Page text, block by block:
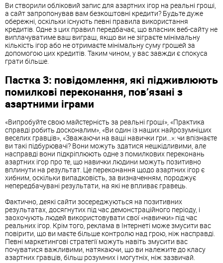
Ви створили обліковий запис для азартних ігор на реальні гроші,
а сайт запропонував вам безкоштовні кредити? Будьте дуже
обережні, оскільки існують певні правила використання
кредитів. Одне з цих правил передбачає, що власник веб-сайту не
виплачуватиме ваш виграш, якщо ви не зіграєте мінімальну
кількість ігор або не отримаєте мінімальну суму грошей за
допомогою цих кредитів. Таким чином, у вас завжди є спокуса
грати більше.
Пастка 3: повідомлення, які підживлюють
помилкові переконання, пов’язані з
азартними іграми
«Випробуйте свою майстерність за реальні гроші», «Практика
справді робить досконалим», «Ви один із наших найрозумніших
веселих гравців», «Зважаючи на ваші навички гри...»: чи впізнаєте
ви такі підбурювачі? Вони можуть здатися нешкідливими, але
насправді вони підкріплюють одне з помилкових переконань
азартних ігор про те, що навички людини можуть позитивно
вплинути на результат. Це переконання щодо азартних ігор є
хибним, оскільки випадковість, за визначенням, породжує
непередбачувані результати, на які не впливає гравець.
Фактично, деякі сайти зосереджуються на позитивних
результатах, досягнутих під час демонстраційного періоду, і
заохочують людей використовувати свої «навички» під час
реальних ігор. Крім того, реклама в Інтернеті може змусити вас
повірити, що ви маєте більше контролю над грою, ніж насправді.
Певні маркетингові стратегії можуть навіть змусити вас
почуватися важливими, натякаючи, що ви належите до класу
азартних гравців, більш розумних і могутніх, ніж зазвичай.